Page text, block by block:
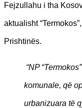
Fejzullahu i tha
aktualisht
Prishtinës.
“NP
komunale, që
urbanizuara të